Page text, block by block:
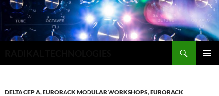
DELTA CEP A,EURORACK MODULAR WORKSHOPS,EURORACK